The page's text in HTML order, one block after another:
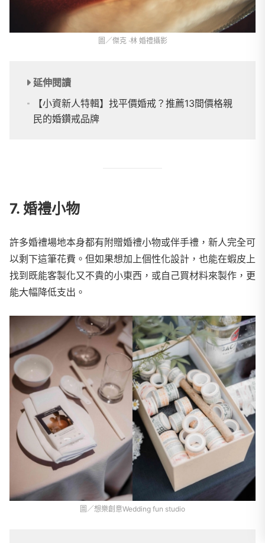
圖／傑克 ·林 婚禮攝影
延伸閱讀
【小資新人特輯】找平價婚戒？推薦13間價格親
民的婚鑽戒品牌
7. 婚禮小物
許多婚禮場地本身都有附贈婚禮小物或伴手禮，新人完全可
以剩下這筆花費。但如果想加上個性化設計，也能在蝦皮上
找到既能客製化又不貴的小東西，或自己買材料來製作，更
能大幅降低支出。
圖／想樂創意Wedding fun studio